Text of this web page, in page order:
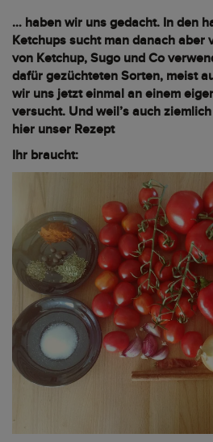
… haben wir uns gedacht. In den
Ketchups sucht man danach aber
von Ketchup, Sugo und Co
dafür gezüchteten Sorten, meist
wir uns jetzt einmal an einem
versucht. Und weil’s auch
hier unser Rezept
Ihr braucht: